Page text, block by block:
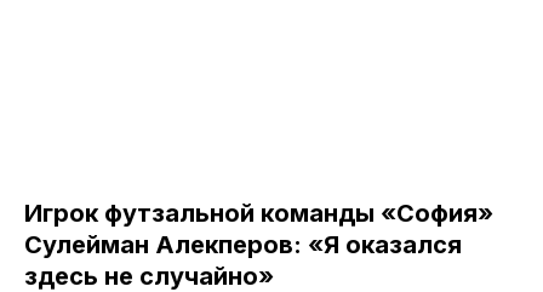
Игрок футзальной команды «София»
Сулейман Алекперов: «Я оказался
здесь не случайно»